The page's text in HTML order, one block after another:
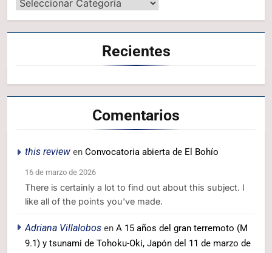
Recientes
Comentarios
this review en Convocatoria abierta de El Bohío
16 de marzo de 2026
There is certainly a lot to find out about this subject. I
like all of the points you've made.
Adriana Villalobos en A 15 años del gran terremoto (M
9.1) y tsunami de Tohoku-Oki, Japón del 11 de marzo de